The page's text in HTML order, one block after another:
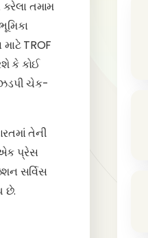
તમામ
TROF
કે કોઈ
ઝડપી ચેક-
તેની
એક પ્રેસ
સર્વિસ
છે.